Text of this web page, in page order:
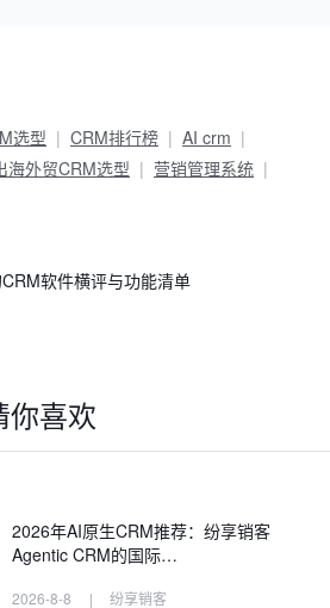
选型 CRM排行榜
AI crm
海外贸CRM选型
营销管理系统
软件横评与功能清单
你喜欢
2026年AI原生CRM推荐：纷享销客
Agentic CRM的国际…
2026-8-8 | 纷享销客